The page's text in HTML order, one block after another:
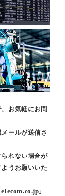
お気軽にお問
ールが送信さ
れない場合が
うお願いいた
」